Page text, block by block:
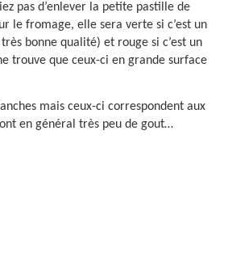
pas d’enlever la petite pastille de
le fromage, elle sera verte si c’est un
bonne qualité) et rouge si c’est un
trouve que ceux-ci en grande surface
mais ceux-ci correspondent aux
en général très peu de gout…